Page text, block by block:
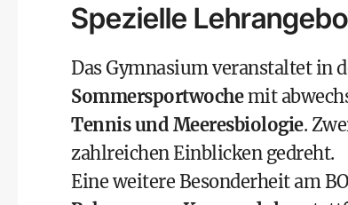
Spezielle
Das Gymnasium veranstaltet in
Sommersportwochemit
Tennis und Meeresbiologie.
zahlreichen Einblickengedreht.
Eine weitere Besonderheit am